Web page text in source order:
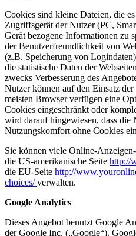
Cookies sind kleine Dateien, die
Zugriffsgerät der Nutzer (PC,
Gerät bezogene Informationen zu
der Benutzerfreundlichkeit von
(z.B. Speicherung von
die statistische Daten der
zwecks Verbesserung des
Nutzer können auf den Einsatz
meisten Browser verfügen eine
Cookies eingeschränkt oder
wird darauf hingewiesen, dass die
Nutzungskomfort ohne Cookies
Sie können viele Online-
die US-amerikanische Seite http://
die EU-Seite http://
choices/verwalten.
Google Analytics
Dieses Angebot benutzt Google
der Google Inc. („Google“).